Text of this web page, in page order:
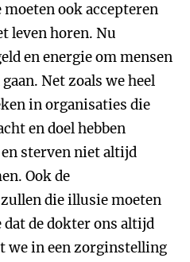
ook accepteren
leven horen. Nu
en energie om mensen
Net zoals we heel
in organisaties die
en doel hebben
sterven niet altijd
Ook de
die illusie moeten
de dokter ons altijd
we in een zorginstelling